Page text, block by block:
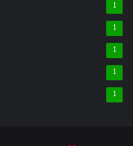
1
1
1
1
1